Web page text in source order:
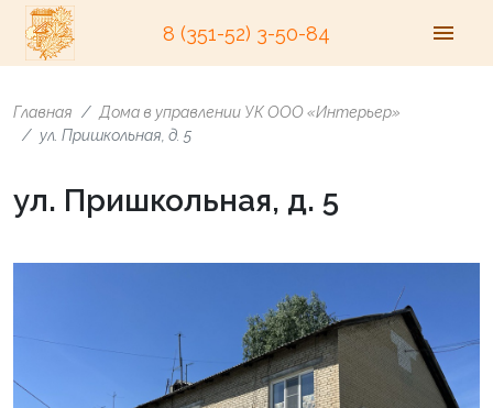
8 (351-52) 3-50-84
Главная
Дома в управлении УК ООО «Интерьер»
ул. Пришкольная, д. 5
ул. Пришкольная, д. 5